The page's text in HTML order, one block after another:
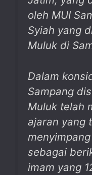
oleh MUI
Syiah yang
Muluk di
Dalam
Sampang
Muluk telah
ajaran yang
sebagai
imam yang